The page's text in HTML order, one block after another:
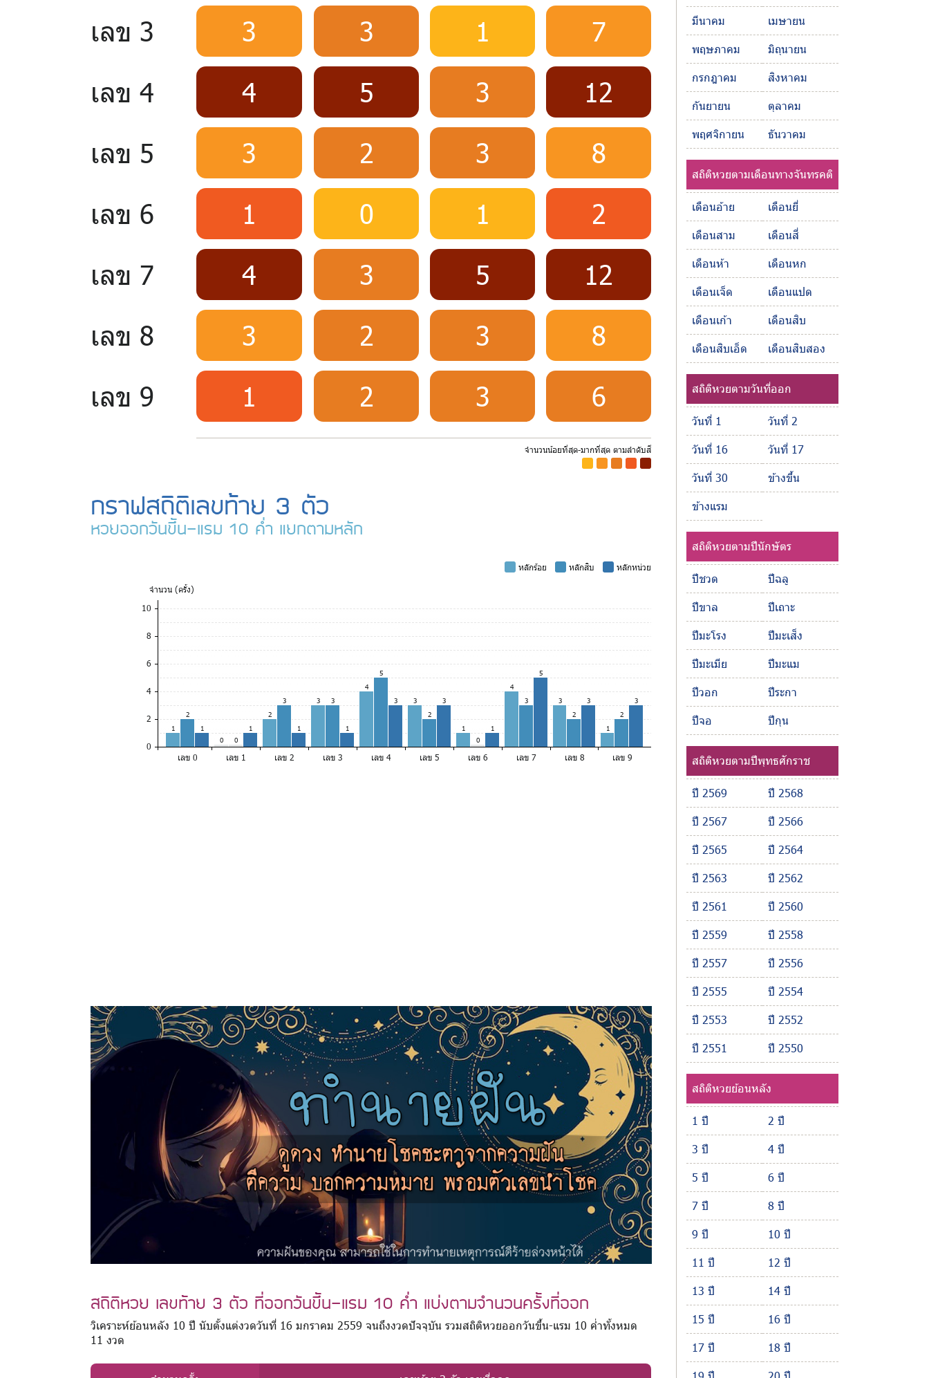
เลข 3
3 3 1
7
เลข 4
4 5 3
12
เลข 5
3 2 3
8
เลข 6
1 0 1
2
เลข 7
4 3 5
12
เลข 8
3 2 3
8
เลข 9
1 2 3 6
จำนวนน้อยที่สุด-มากที่สุด ตามลำดับสี
กราฟสถิติเลขท้าย 3 ตัว
หวยออกวันขึ้น-แรม 10 ค่ำ แยกตามหลัก
หลักร้อย หลักสิบ
หลักหน่วย
จำนวน (ครั้ง)
10
8
6
4
2
0
1
2
1
0
0
1
2
3
1
3 3
1
4
5
3
3
2
3
1
0
1
4
3
5
3
2
3
1
2
3
เลข 0 เลข 1 เลข 2 เลข 3 เลข 4 เลข 5 เลข 6 เลข 7 เลข 8 เลข 9
สถิติหวย เลขท้าย 3 ตัว ที่ออกวันขึ้น-แรม 10 ค่ำ แบ่งตามจำนวนครั้งที่ออก
วิเคราะห์ย้อนหลัง 10 ปี นับตั้งแต่งวดวันที่ 16 มกราคม 2559 จนถึงงวดปัจจุบัน รวมสถิติหวยออกวันขึ้น-แรม 10 ค่ำทั้งหมด
11 งวด
มีนาคม
เมษายน
พฤษภาคม
มิถุนายน
กรกฎาคม
สิงหาคม
กันยายน
ตุลาคม
พฤศจิกายน
ธันวาคม
สถิติหวยตามเดือนทางจันทรคติ
เดือนอ้าย
เดือนยี่
เดือนสาม
เดือนสี่
เดือนห้า
เดือนหก
เดือนเจ็ด
เดือนแปด
เดือนเก้า
เดือนสิบ
เดือนสิบเอ็ด
เดือนสิบสอง
สถิติหวยตามวันที่ออก
วันที่ 1
วันที่ 2
วันที่ 16
วันที่ 17
วันที่ 30
ข้างขึ้น
ข้างแรม
สถิติหวยตามปีนักษัตร
ปีชวด
ปีฉลู
ปีขาล
ปีเถาะ
ปีมะโรง
ปีมะเส็ง
ปีมะเมีย
ปีมะแม
ปีวอก
ปีระกา
ปีจอ
ปีกุน
สถิติหวยตามปีพุทธศักราช
ปี 2569
ปี 2568
ปี 2567
ปี 2566
ปี 2565
ปี 2564
ปี 2563
ปี 2562
ปี 2561
ปี 2560
ปี 2559
ปี 2558
ปี 2557
ปี 2556
ปี 2555
ปี 2554
ปี 2553
ปี 2552
ปี 2551
ปี 2550
สถิติหวยย้อนหลัง
1 ปี
2 ปี
3 ปี
4 ปี
5 ปี
6 ปี
7 ปี
8 ปี
9 ปี
10 ปี
11 ปี
12 ปี
13 ปี
14 ปี
15 ปี
16 ปี
17 ปี
18 ปี